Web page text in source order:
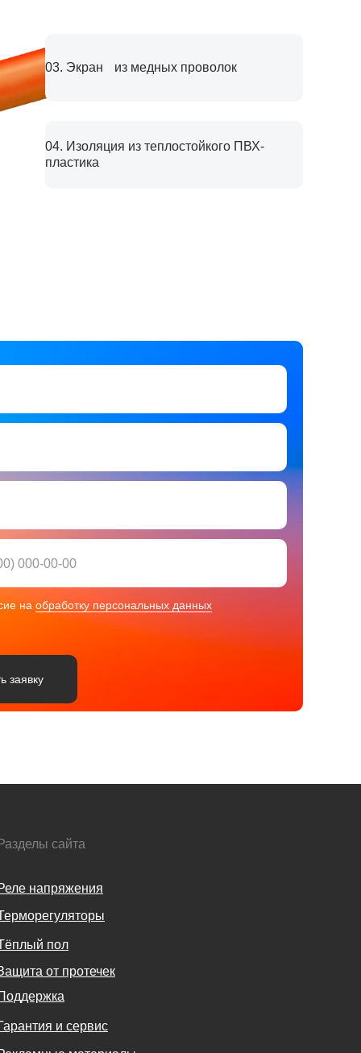
03. Экран из медных проволок
03. Экран из медных проволок
04. Изоляция из теплостойкого ПВХ-
пластика
04. Изоляция из теплостойкого ПВХ-
пластика
на обработку персональных данных
заявку
сайта
напряжения
пол
от протечек
и сервис